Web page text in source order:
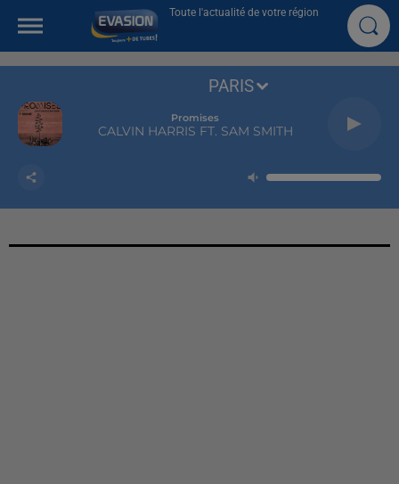
Toute l'actualité de votre région
Promises
CALVIN HARRIS FT. SAM SMITH
PARIS